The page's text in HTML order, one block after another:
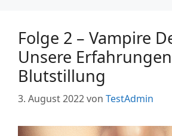
Folge 2 – Vampire
Unsere
Blutstillung
3. August 2022von TestAdmin